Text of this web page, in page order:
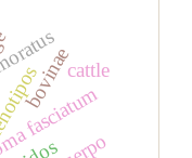
bovinaecattle